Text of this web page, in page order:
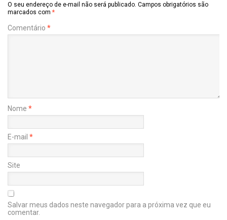
O seu endereço de e-mail não será publicado. Campos obrigatórios são
marcados com *
Comentário *
Nome *
E-mail *
Site
Salvar meus dados neste navegador para a próxima vez que eu
comentar.